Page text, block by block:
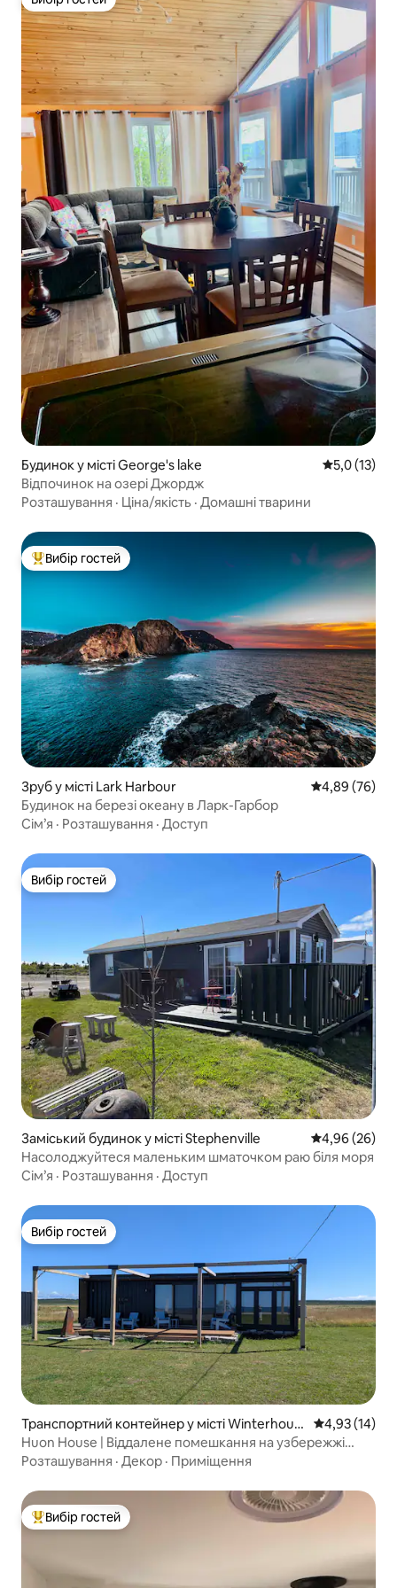
Вибір гостей
Будинок у місті George's lake Середня
5,0 (13)
Відпочинок на озері Джордж
Розташування · Ціна/якість · Домашні тварини
Топ вибір гостей
Вибір гостей
Зруб у місті Lark Harbour Середня
4,89 (76)
Будинок на березі океану в Ларк-Гарбор
Сім’я · Розташування · Доступ
Вибір гостей
Вибір гостей
Заміський будинок у місті Stephenville Середня
4,96 (26)
Насолоджуйтеся маленьким шматочком раю біля моря
Сім’я · Розташування · Доступ
Вибір гостей
Вибір гостей
Транспортний контейнер у місті Winterhous
es
Середня
4,93 (14)
Huon House | Віддалене помешкання на узбережжі
океану
Розташування · Декор · Приміщення
Топ вибір гостей
Вибір гостей